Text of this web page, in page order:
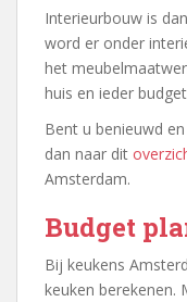
Interieurbouw is
word er onder
het
huis en ieder
Bent u benieuwd
dan naar dit
Amsterdam.
Budget
Bij keukens
keuken berekenen.